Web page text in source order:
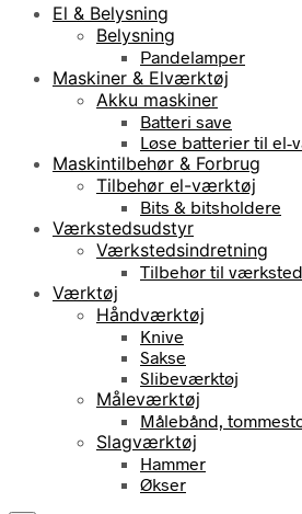
El & Belysning
Belysning
Pandelamper
Maskiner & Elværktøj
Akku maskiner
Batteri save
Løse batterier til el-
Maskintilbehør & Forbrug
Tilbehør el-værktøj
Bits & bitsholdere
Værkstedsudstyr
Værkstedsindretning
Tilbehør til
Værktøj
Håndværktøj
Knive
Sakse
Slibeværktøj
Måleværktøj
Målebånd,
Slagværktøj
Hammer
Økser